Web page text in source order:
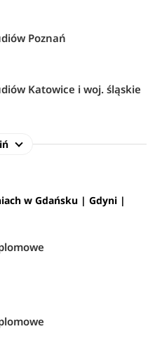
Poznań
Katowice i woj. śląskie
w Gdańsku | Gdyni |